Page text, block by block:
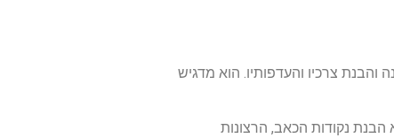
כמו הקונה והבנת צרכיו והעדפותיו. הוא מדגיש
נקודות הכאב, הרצונות